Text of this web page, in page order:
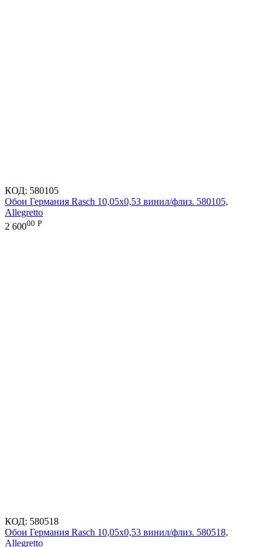
КОД: 580105
Обои Германия Rasch 10,05x0,53 винил/флиз. 580105,
Allegretto
2 60000 Р
КОД: 580518
Обои Германия Rasch 10,05x0,53 винил/флиз. 580518,
Allegretto